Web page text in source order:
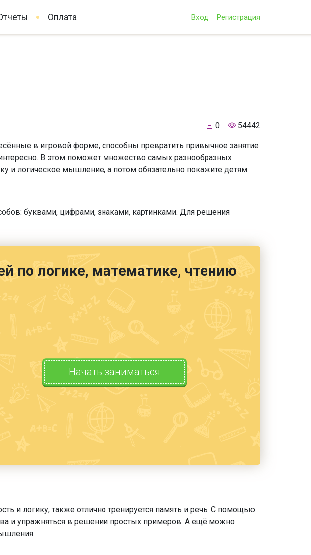
Оплата Вход Регистрация
0 54442
в игровой форме, способны превратить привычное занятие
В этом поможет множество самых разнообразных
и логическое мышление, а потом обязательно покажите детям.
буквами, цифрами, знаками, картинками. Для решения
по логике, математике, чтению
Начать заниматься
и логику, также отлично тренируется память и речь. С помощью
и упражняться в решении простых примеров. А ещё можно